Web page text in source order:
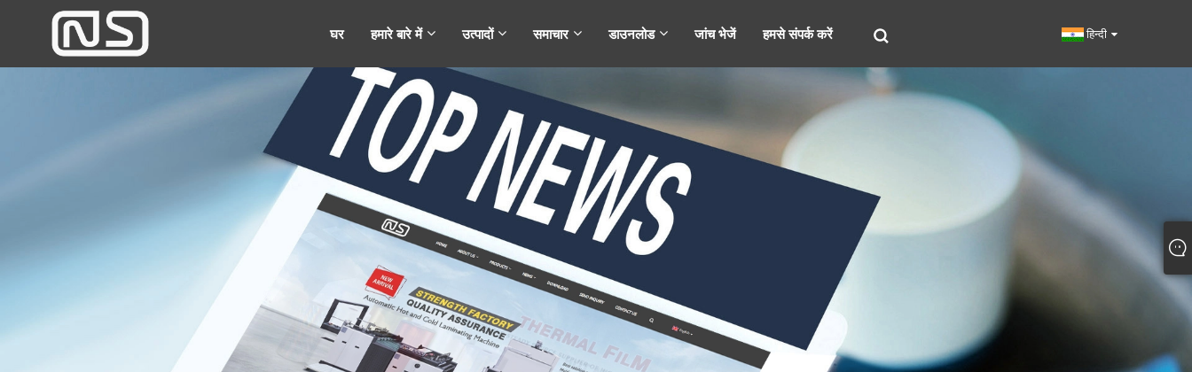
घर हमारे बारे में उत्पादों समाचार डाउनलोड जांच भेजें हमसे संपर्क करें हिन्दी